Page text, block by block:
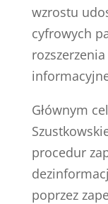
wzrostu
cyfrowych
Głównym
procedur
poprzez